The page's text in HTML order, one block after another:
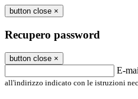
button close ×
Recupero password
button close ×
E-
all'indirizzo indicato con le istruzioni